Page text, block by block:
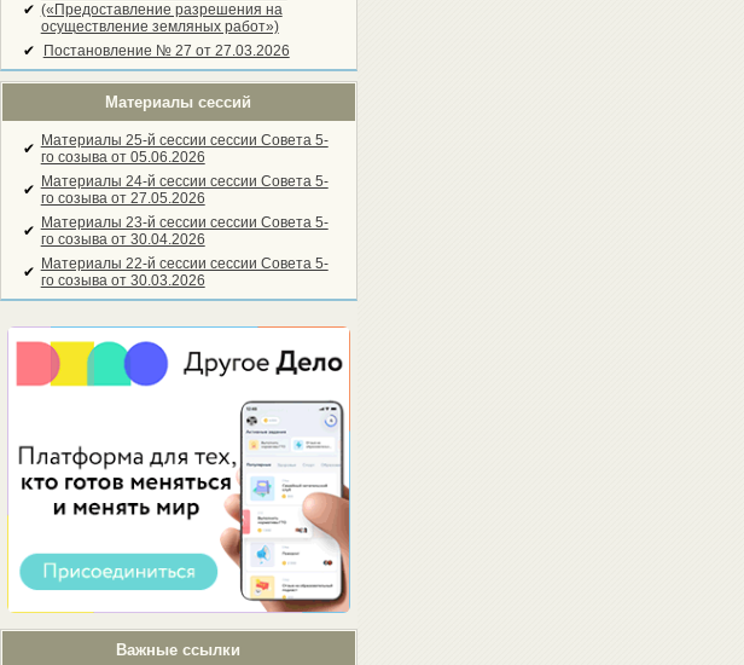
✔ («Предоставление разрешения на
осуществление земляных работ»)
✔
Постановление № 27 от 27.03.2026
Материалы сессий
✔ Материалы 25-й сессии сессии Совета 5-
го созыва от 05.06.2026
✔ Материалы 24-й сессии сессии Совета 5-
го созыва от 27.05.2026
✔ Материалы 23-й сессии сессии Совета 5-
го созыва от 30.04.2026
✔ Материалы 22-й сессии сессии Совета 5-
го созыва от 30.03.2026
Важные ссылки